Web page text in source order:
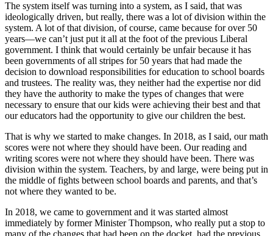
The system itself was turning into a system, as I said, that was
ideologically driven, but really, there was a lot of division within the
system. A lot of that division, of course, came because for over 50
years—we can’t just put it all at the foot of the previous Liberal
government. I think that would certainly be unfair because it has
been governments of all stripes for 50 years that had made the
decision to download responsibilities for education to school boards
and trustees. The reality was, they neither had the expertise nor did
they have the authority to make the types of changes that were
necessary to ensure that our kids were achieving their best and that
our educators had the opportunity to give our children the best.
That is why we started to make changes. In 2018, as I said, our math
scores were not where they should have been. Our reading and
writing scores were not where they should have been. There was
division within the system. Teachers, by and large, were being put in
the middle of fights between school boards and parents, and that’s
not where they wanted to be.
In 2018, we came to government and it was started almost
immediately by former Minister Thompson, who really put a stop to
many of the changes that had been on the docket, had the previous